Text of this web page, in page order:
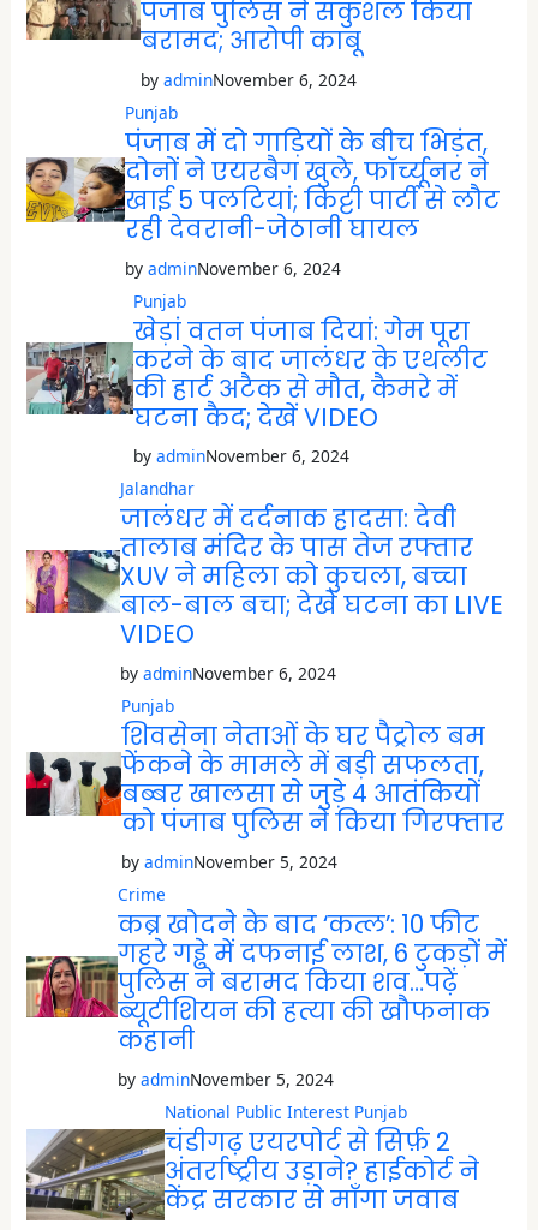
पंजाब पुलिस ने सकुशल किया
बरामद; आरोपी काबू
by adminNovember 6, 2024
Punjab
पंजाब में दो गाड़ियों के बीच भिड़ंत,
दोनों ने एयरबैग खुले, फॉर्च्यूनर ने
खाई 5 पलटियां; किट्टी पार्टी से लौट
रही देवरानी-जेठानी घायल
by adminNovember 6, 2024
Punjab
खेड़ां वतन पंजाब दियां: गेम पूरा
करने के बाद जालंधर के एथलीट
की हार्ट अटैक से मौत, कैमरे में
घटना कैद; देखें VIDEO
by adminNovember 6, 2024
Jalandhar
जालंधर में दर्दनाक हादसा: देवी
तालाब मंदिर के पास तेज रफ्तार
XUV ने महिला को कुचला, बच्चा
बाल-बाल बचा; देखें घटना का LIVE
VIDEO
by adminNovember 6, 2024
Punjab
शिवसेना नेताओं के घर पैट्रोल बम
फेंकने के मामले में बड़ी सफलता,
बब्बर खालसा से जुड़े 4 आतंकियों
को पंजाब पुलिस ने किया गिरफ्तार
by adminNovember 5, 2024
Crime
कब्र खोदने के बाद ‘कत्ल’: 10 फीट
गहरे गड्ढे में दफनाई लाश, 6 टुकड़ों में
पुलिस ने बरामद किया शव…पढ़ें
ब्यूटीशियन की हत्या की खौफनाक
कहानी
by adminNovember 5, 2024
National Public Interest Punjab
चंडीगढ़ एयरपोर्ट से सिर्फ़ 2
अंतर्राष्ट्रीय उड़ाने? हाईकोर्ट ने
केंद्र सरकार से माँगा जवाब